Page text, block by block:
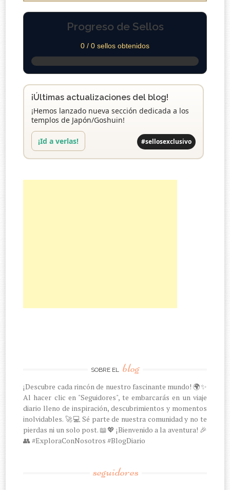
Progreso de Sellos
0 / 0 sellos obtenidos
¡Últimas actualizaciones del blog!
¡Hemos lanzado nueva sección dedicada a los
templos de Japón/Goshuin!
¡Id a verlas! #sellosexclusivo
SOBRE EL blog
¡Descubre cada rincón de nuestro fascinante mundo! 🌍✨
Al hacer clic en "Seguidores", te embarcarás en un viaje
diario lleno de inspiración, descubrimientos y momentos
inolvidables. 🚀💻 Sé parte de nuestra comunidad y no te
pierdas ni un solo post. 📖💖 ¡Bienvenido a la aventura! 🎉
👥 #ExploraConNosotros #BlogDiario
seguidores